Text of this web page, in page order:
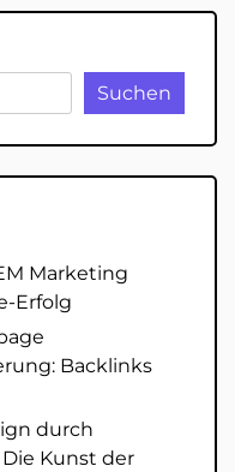
Suchen
Marketing
Erfolg
Backlinks
durch
Kunst der